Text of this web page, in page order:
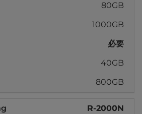
80GB
1000GB
必要
40GB
800GB
R-2000N